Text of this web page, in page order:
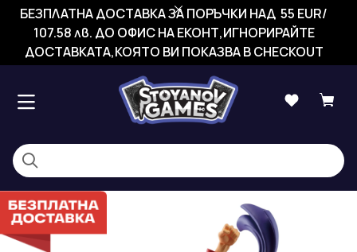
БЕЗПЛАТНА ДОСТАВКА ЗА ПОРЪЧКИ НАД 55 EUR/
107.58 лв. ДО ОФИС НА ЕКОНТ,ИГНОРИРАЙТЕ
ДОСТАВКАТА,КОЯТО ВИ ПОКАЗВА В CHECKOUT